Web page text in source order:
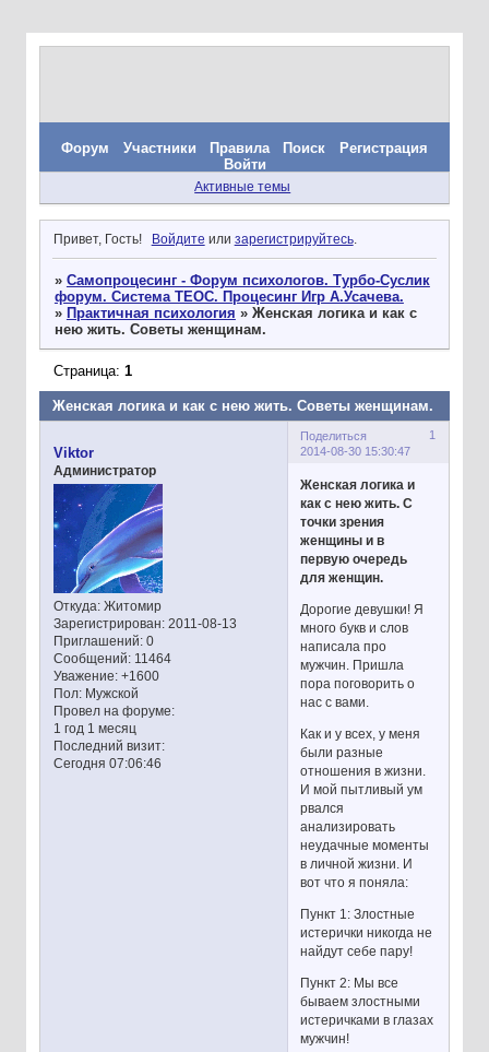
Форум Участники Правила Поиск
Регистрация
Войти
Активные темы
Привет, Гость! Войдите или зарегистрируйтесь.
» Самопроцесинг - Форум психологов. Турбо-Суслик
форум. Система ТЕОС. Процесинг Игр А.Усачева.
» Практичная психология » Женская логика и как с
нею жить. Советы женщинам.
Женская логика и как с нею жить. Советы женщинам.
Страница: 1
Поделиться
1
2014-08-30 15:30:47
Viktor
Администратор
Откуда:Житомир
Зарегистрирован: 2011-08-13
Приглашений:0
Сообщений:11464
Уважение: +1600
Пол:Мужской
Провел на форуме:
1 год 1 месяц
Последний визит:
Сегодня 07:06:46
Женская логика и
как с нею жить. С
точки зрения
женщины и в
первую очередь
для женщин.
Дорогие девушки! Я
много букв и слов
написала про
мужчин. Пришла
пора поговорить о
нас с вами.
Как и у всех, у меня
были разные
отношения в жизни.
И мой пытливый ум
рвался
анализировать
неудачные моменты
в личной жизни. И
вот что я поняла:
Пункт 1: Злостные
истерички никогда не
найдут себе пару!
Пункт 2: Мы все
бываем злостными
истеричками в глазах
мужчин!